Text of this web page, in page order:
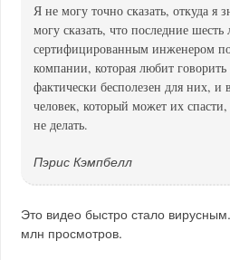
Я не могу точно сказать, откуда
могу сказать, что последние шесть
сертифицированным инженером
компании, которая любит
фактически бесполезен для них, и
человек, который может их
не делать.
Пэрис Кэмпбелл
Это видео быстро стало
млн просмотров.